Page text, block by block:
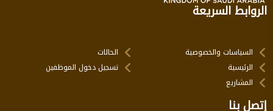
الروابط السريعة
السياسات والخصوصية
الرئيسية
المشاريع
الحالات
تسجيل دخول الموظفين
إتصل بنا